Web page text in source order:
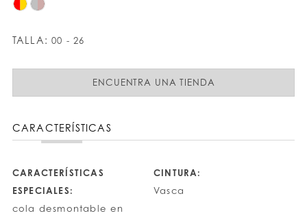
TALLA: 00 - 26
ENCUENTRA UNA TIENDA
CARACTERÍSTICAS
CARACTERÍSTICAS
ESPECIALES:
cola desmontable en
CINTURA:
Vasca